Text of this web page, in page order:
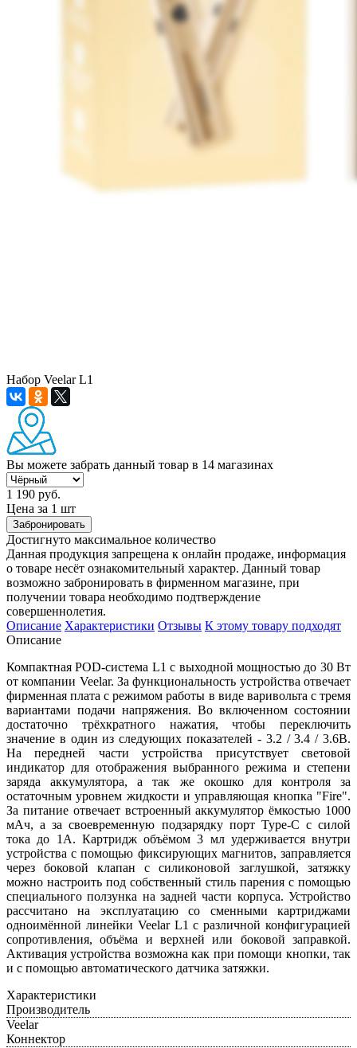
Набор Veelar L1
Вы можете забрать данный товар в 14 магазинах
1 190 руб.
Цена за 1 шт
Забронировать
Достигнуто максимальное количество
Данная продукция запрещена к онлайн продаже, информация
о товаре несёт ознакомительный характер. Данный товар
возможно забронировать в фирменном магазине, при
получении товара необходимо подтверждение
совершеннолетия.
Описание Характеристики Отзывы К этому товару подходят
Описание
Компактная POD-система L1 с выходной мощностью до 30 Вт
от компании Veelar. За функциональность устройства отвечает
фирменная плата с режимом работы в виде варивольта с тремя
вариантами подачи напряжения. Во включенном состоянии
достаточно трёхкратного нажатия, чтобы переключить
значение в один из следующих показателей - 3.2 / 3.4 / 3.6В.
На передней части устройства присутствует световой
индикатор для отображения выбранного режима и степени
заряда аккумулятора, а так же окошко для контроля за
остаточным уровнем жидкости и управляющая кнопка "Fire".
За питание отвечает встроенный аккумулятор ёмкостью 1000
мАч, а за своевременную подзарядку порт Type-C с силой
тока до 1А. Картридж объёмом 3 мл удерживается внутри
устройства с помощью фиксирующих магнитов, заправляется
через боковой клапан с силиконовой заглушкой, затяжку
можно настроить под собственный стиль парения с помощью
специального ползунка на задней части корпуса. Устройство
рассчитано на эксплуатацию со сменными картриджами
одноимённой линейки Veelar L1 с различной конфигурацией
сопротивления, объёма и верхней или боковой заправкой.
Активация устройства возможна как при помощи кнопки, так
и с помощью автоматического датчика затяжки.
Характеристики
Производитель
Veelar
Коннектор